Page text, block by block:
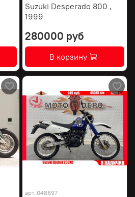
Suzuki Desperado 800 ,
1999
280000 руб
В корзину
арт. 048697